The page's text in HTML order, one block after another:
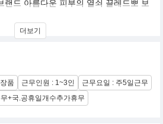
랜드 아름다운 피부의 열쇠 끌레드뽀 보
첨단 과한 기술력이 어우러진 최고의
뽀 보떼
적인 노화방지 트리트먼트를 만들어 낸
레스티지 브랜드인 끌레드뽀 보떼의 시
들어진 끌레드뽀 보떼는 ‘아름다운 피부
더보기
품 근무인원 : 1~3인
근무요일 : 주5일근무
+국.공휴일개수추가휴무